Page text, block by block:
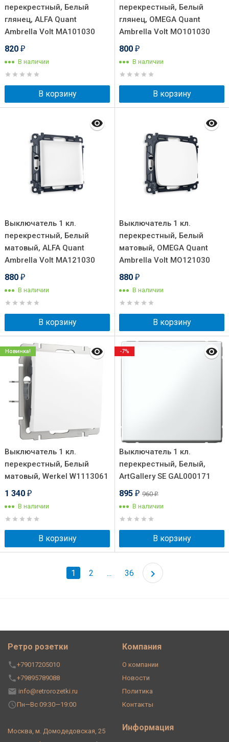
перекрестный, Белый
глянец, ALFA Quant
Ambrella Volt MA101030
820 ₽
В наличии
В корзину
перекрестный, Белый
глянец, OMEGA Quant
Ambrella Volt MO101030
800 ₽
В наличии
В корзину
Выключатель 1 кл.
перекрестный, Белый
матовый, ALFA Quant
Ambrella Volt MA121030
880 ₽
В наличии
В корзину
Выключатель 1 кл.
перекрестный, Белый
матовый, OMEGA Quant
Ambrella Volt MO121030
880 ₽
В наличии
В корзину
Выключатель 1 кл.
перекрестный, Белый
матовый, Werkel W1113061
1 340 ₽
В наличии
В корзину
Новинка!
Выключатель 1 кл.
перекрестный, Белый,
ArtGallery SE GAL000171
895 ₽ 960₽
В наличии
В корзину
-7%
1 2 ... 36
Ретро розетки
+79017205010
+79895789088
info@retrorozetki.ru
Пн—Вс 09:30—19:00
Москва, м. Домодедовская, 25
Компания
О компании
Новости
Политика
Контакты
Информация